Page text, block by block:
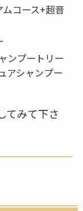
コース+超音
ンプートリー
アシャンプー
てみて下さ